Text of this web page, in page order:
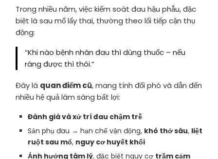
Trong nhiều năm, việc kiểm soát đau hậu phẫu, đặc
biệt là sau mổ lấy thai, thường theo lối tiếp cận thụ
động:
“Khi nào bệnh nhân đau thì dùng thuốc – nếu
ráng được thì thôi.”
Đây là quan điểm cũ, mang tính đối phó và dẫn đến
nhiều hệ quả lâm sàng bất lợi:
Đánh giá và xử trí đau chậm trễ
Sản phụ đau → hạn chế vận động, khó thở sâu, liệt
ruột sau mổ, nguy cơ huyết khối
Ảnh hưởng tâm lý, đặc biệt nguy cơ trầm cảm